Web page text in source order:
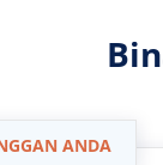
ANDA